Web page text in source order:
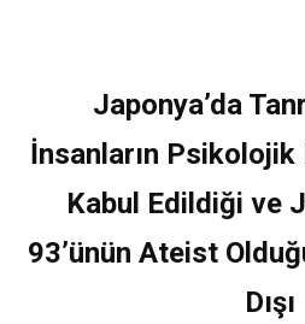
Japonya’da
İnsanların Psikolojik
Kabul Edildiği ve
93’ünün Ateist
Dışı